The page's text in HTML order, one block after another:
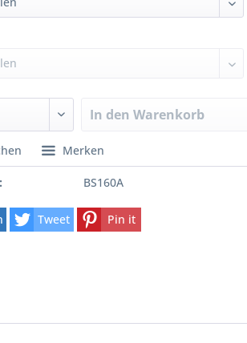
In den Warenkorb
Merken
BS160A
Tweet Pin it